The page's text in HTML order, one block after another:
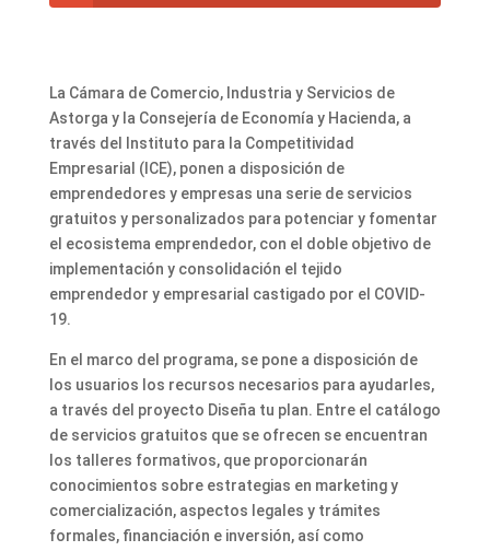
La Cámara de Comercio, Industria y Servicios de
Astorga y la Consejería de Economía y Hacienda, a
través del Instituto para la Competitividad
Empresarial (ICE), ponen a disposición de
emprendedores y empresas una serie de servicios
gratuitos y personalizados para potenciar y fomentar
el ecosistema emprendedor, con el doble objetivo de
implementación y consolidación el tejido
emprendedor y empresarial castigado por el COVID-
19.
En el marco del programa, se pone a disposición de
los usuarios los recursos necesarios para ayudarles,
a través del proyecto Diseña tu plan. Entre el catálogo
de servicios gratuitos que se ofrecen se encuentran
los talleres formativos, que proporcionarán
conocimientos sobre estrategias en marketing y
comercialización, aspectos legales y trámites
formales, financiación e inversión, así como